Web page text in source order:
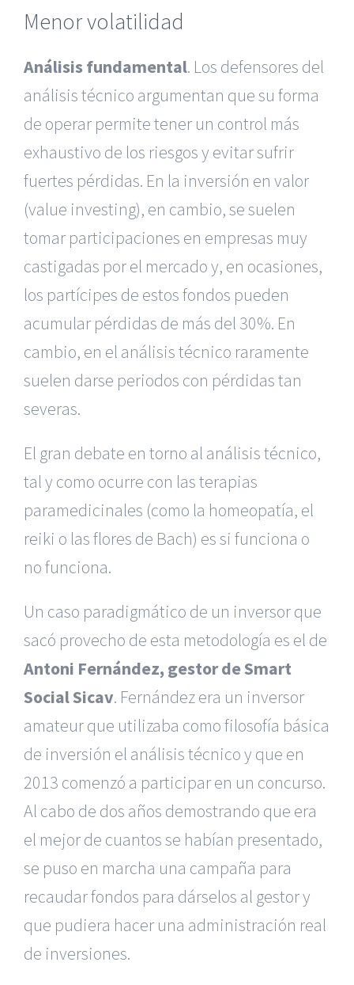
Menor volatilidad
Análisis fundamental. Los defensores del
análisis técnico argumentan que su forma
de operar permite tener un control más
exhaustivo de los riesgos y evitar sufrir
fuertes pérdidas. En la inversión en valor
(value investing), en cambio, se suelen
tomar participaciones en empresas muy
castigadas por el mercado y, en ocasiones,
los partícipes de estos fondos pueden
acumular pérdidas de más del 30%. En
cambio, en el análisis técnico raramente
suelen darse periodos con pérdidas tan
severas.
El gran debate en torno al análisis técnico,
tal y como ocurre con las terapias
paramedicinales (como la homeopatía, el
reiki o las flores de Bach) es si funciona o
no funciona.
Un caso paradigmático de un inversor que
sacó provecho de esta metodología es el de
Antoni Fernández, gestor de Smart
Social Sicav. Fernández era un inversor
amateur que utilizaba como filosofía básica
de inversión el análisis técnico y que en
2013 comenzó a participar en un concurso.
Al cabo de dos años demostrando que era
el mejor de cuantos se habían presentado,
se puso en marcha una campaña para
recaudar fondos para dárselos al gestor y
que pudiera hacer una administración real
de inversiones.